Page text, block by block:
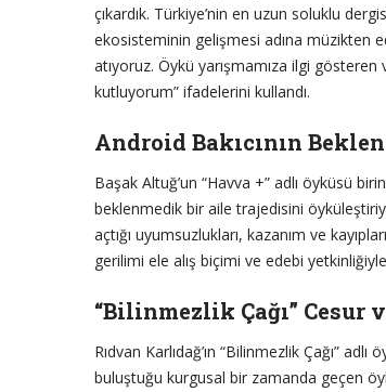
çıkardık. Türkiye’nin en uzun soluklu
ekosisteminin gelişmesi adına müzikten
atıyoruz. Öykü yarışmamıza ilgi
kutluyorum” ifadelerini kullandı.
Android Bakıcının
Başak Altuğ’un “Havva +” adlı öyküsü
beklenmedik bir aile trajedisini
açtığı uyumsuzlukları, kazanım ve
gerilimi ele alış biçimi ve edebi yetkinliğiyle
“Bilinmezlik Çağı”
Rıdvan Karlıdağ’ın “Bilinmezlik Çağı”
buluştuğu kurgusal bir zamanda geçen